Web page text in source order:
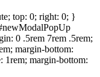
top: 0; right: 0; }
0 .5rem 7rem .5rem;
margin-bottom:
margin-bottom: